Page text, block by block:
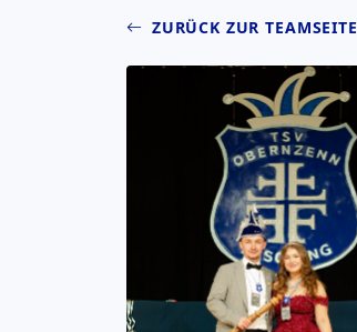
ZURÜCK ZUR TEAMSEITE